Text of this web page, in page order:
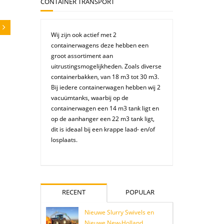
Wij zijn ook actief met 2
containerwagens deze hebben een
groot assortiment aan
uitrustingsmogelijkheden. Zoals diverse
containerbakken, van 18 m3 tot 30 m3.
Bij iedere containerwagen hebben wij 2
vacuümtanks, waarbij op de
containerwagen een 14 m3 tank ligt en
op de aanhanger een 22 m3 tank ligt,
dit is ideaal bij een krappe laad- en/of
losplaats.
RECENT POPULAR
Nieuwe Slurry Swivels en